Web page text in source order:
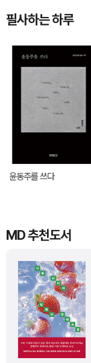
필사하는 하루
윤동주를 쓰다
MD 추천도서